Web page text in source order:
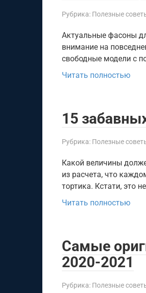
Рубрика: Полезные
Актуальные фасоны
внимание на
свободные модели с
Читать полностью
15
Рубрика: Полезные
Какой величины
из расчета, что
тортика. Кстати, это
Читать полностью
Самые
2020-2021
Рубрика: Полезные